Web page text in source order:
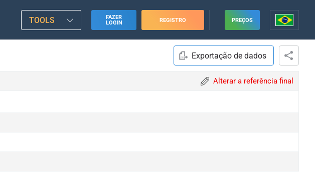
TOOLS
FAZER
LOGIN
REGISTRO PREÇOS
Exportação de dados
Alterar a referência final